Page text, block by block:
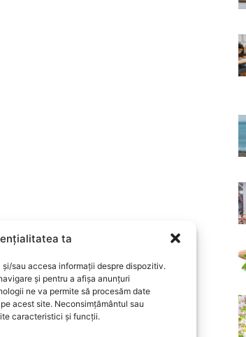
ta
sau accesa informații despre dispozitiv.
și pentru a afișa anunțuri
ne va permite să procesăm date
acest site. Neconsimțământul sau
caracteristici și funcții.